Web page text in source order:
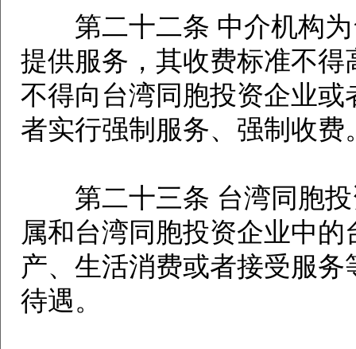
第二十二条 中介机构为
提供服务，其收费标准不
不得向台湾同胞投资企业
者实行强制服务、强制收费
第二十三条 台湾同胞投
属和台湾同胞投资企业中
产、生活消费或者接受服
待遇。